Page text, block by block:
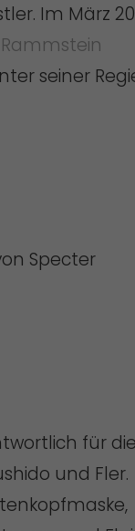
Im März
Rammstein
seiner
Specter
für
und Fler.